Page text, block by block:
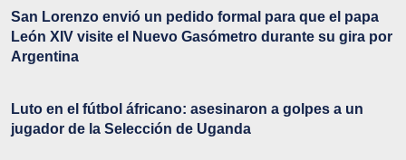
San Lorenzo envió un pedido formal para que el papa
León XIV visite el Nuevo Gasómetro durante su gira por
Argentina
Luto en el fútbol áfricano: asesinaron a golpes a un
jugador de la Selección de Uganda